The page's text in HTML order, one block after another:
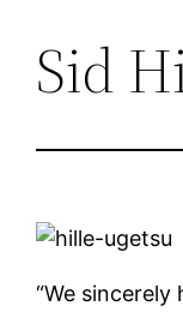
Sid
“We